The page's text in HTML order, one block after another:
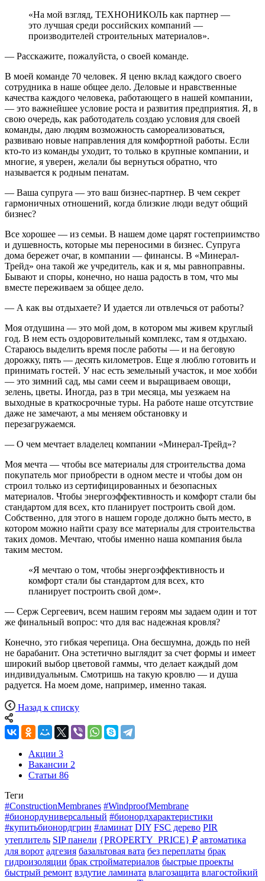
«На мой взгляд, ТЕХНОНИКОЛЬ как партнер —
это лучшая среди российских компаний —
производителей строительных материалов».
— Расскажите, пожалуйста, о своей команде.
В моей команде 70 человек. Я ценю вклад каждого своего
сотрудника в наше общее дело. Деловые и нравственные
качества каждого человека, работающего в нашей компании,
— это важнейшее условие роста и развития предприятия. Я, в
свою очередь, как работодатель создаю условия для своей
команды, даю людям возможность самореализоваться,
развиваю новые направления для комфортной работы. Если
кто-то из команды уходит, то только в крупные компании, и
многие, я уверен, желали бы вернуться обратно, что
называется к родным пенатам.
— Ваша супруга — это ваш бизнес-партнер. В чем секрет
гармоничных отношений, когда близкие люди ведут общий
бизнес?
Все хорошее — из семьи. В нашем доме царят гостеприимство
и душевность, которые мы переносими в бизнес. Супруга
дома бережет очаг, в компании — финансы. В «Минерал-
Трейд» она такой же учредитель, как и я, мы равноправны.
Бывают и споры, конечно, но наша радость в том, что мы
вместе переживаем за общее дело.
— А как вы отдыхаете? И удается ли отвлечься от работы?
Моя отдушина — это мой дом, в котором мы живем круглый
год. В нем есть оздоровительный комплекс, там я отдыхаю.
Стараюсь выделить время после работы — и на беговую
дорожку, пять — десять километров. Еще я люблю готовить и
принимать гостей. У нас есть земельный участок, и мое хобби
— это зимний сад, мы сами сеем и выращиваем овощи,
зелень, цветы. Иногда, раз в три месяца, мы уезжаем на
выходные в краткосрочные туры. На работе наше отсутствие
даже не замечают, а мы меняем обстановку и
перезагружаемся.
— О чем мечтает владелец компании «Минерал-Трейд»?
Моя мечта — чтобы все материалы для строительства дома
покупатель мог приобрести в одном месте и чтобы дом он
строил только из сертифицированных и безопасных
материалов. Чтобы энергоэффективность и комфорт стали бы
стандартом для всех, кто планирует построить свой дом.
Собственно, для этого в нашем городе должно быть место, в
котором можно найти сразу все материалы для строительства
таких домов. Мечтаю, чтобы именно наша компания была
таким местом.
«Я мечтаю о том, чтобы энергоэффективность и
комфорт стали бы стандартом для всех, кто
планирует построить свой дом».
— Серж Сергеевич, всем нашим героям мы задаем один и тот
же финальный вопрос: что для вас надежная кровля?
Конечно, это гибкая черепица. Она бесшумна, дождь по ней
не барабанит. Она эстетично выглядит за счет формы и имеет
широкий выбор цветовой гаммы, что делает каждый дом
индивидуальным. Смотришь на такую кровлю — и душа
радуется. На моем доме, например, именно такая.
Назад к списку
Акции 3
Вакансии 2
Статьи 86
Теги
#ConstructionMembranes #WindproofMembrane
#бионордуниверсальный #бионордхарактеристики
#купитьбионордгрин #ламинат DIY FSC дерево PIR
утеплитель SIP панели {PROPERTY_PRICE} ₽ автоматика
для ворот адгезия базальтовая вата без переплаты брак
гидроизоляции брак стройматериалов быстрые проекты
быстрый ремонт вздутие ламината влагозащита влагостойкий